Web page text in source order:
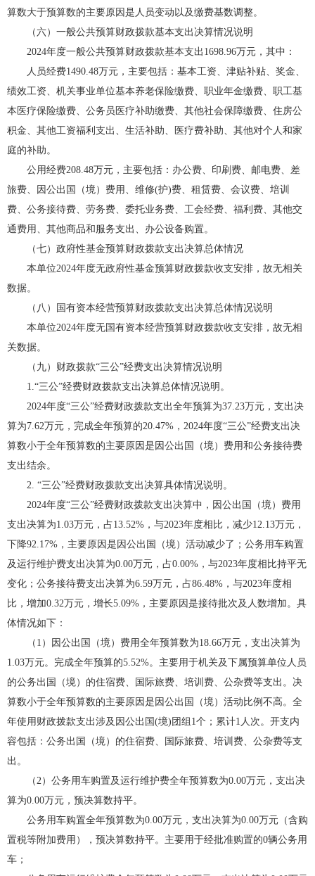
算数大于预算数的主要原因是人员变动以及缴费基数调整。
（六）一般公共预算财政拨款基本支出决算情况说明
2024年度一般公共预算财政拨款基本支出1698.96万元，其中：
人员经费1490.48万元，主要包括：基本工资、津贴补贴、奖金、
绩效工资、机关事业单位基本养老保险缴费、职业年金缴费、职工基
本医疗保险缴费、公务员医疗补助缴费、其他社会保障缴费、住房公
积金、其他工资福利支出、生活补助、医疗费补助、其他对个人和家
庭的补助。
公用经费208.48万元，主要包括：办公费、印刷费、邮电费、差
旅费、因公出国（境）费用、维修(护)费、租赁费、会议费、培训
费、公务接待费、劳务费、委托业务费、工会经费、福利费、其他交
通费用、其他商品和服务支出、办公设备购置。
（七）政府性基金预算财政拨款支出决算总体情况
本单位2024年度无政府性基金预算财政拨款收支安排，故无相关
数据。
（八）国有资本经营预算财政拨款支出决算总体情况说明
本单位2024年度无国有资本经营预算财政拨款收支安排，故无相
关数据。
（九）财政拨款“三公”经费支出决算情况说明
1.“三公”经费财政拨款支出决算总体情况说明。
2024年度“三公”经费财政拨款支出全年预算为37.23万元，支出决
算为7.62万元，完成全年预算的20.47%，2024年度“三公”经费支出决
算数小于全年预算数的主要原因是因公出国（境）费用和公务接待费
支出结余。
2. “三公”经费财政拨款支出决算具体情况说明。
2024年度“三公”经费财政拨款支出决算中，因公出国（境）费用
支出决算为1.03万元，占13.52%，与2023年度相比，减少12.13万元，
下降92.17%，主要原因是因公出国（境）活动减少了；公务用车购置
及运行维护费支出决算为0.00万元，占0.00%，与2023年度相比持平无
变化；公务接待费支出决算为6.59万元，占86.48%，与2023年度相
比，增加0.32万元，增长5.09%，主要原因是接待批次及人数增加。具
体情况如下：
（1）因公出国（境）费用全年预算数为18.66万元，支出决算为
1.03万元。完成全年预算的5.52%。主要用于机关及下属预算单位人员
的公务出国（境）的住宿费、国际旅费、培训费、公杂费等支出。决
算数小于全年预算数的主要原因是因公出国（境）活动比例不高。全
年使用财政拨款支出涉及因公出国(境)团组1个；累计1人次。开支内
容包括：公务出国（境）的住宿费、国际旅费、培训费、公杂费等支
出。
（2）公务用车购置及运行维护费全年预算数为0.00万元，支出决
算为0.00万元，预决算数持平。
公务用车购置全年预算数为0.00万元，支出决算为0.00万元（含购
置税等附加费用），预决算数持平。主要用于经批准购置的0辆公务用
车；